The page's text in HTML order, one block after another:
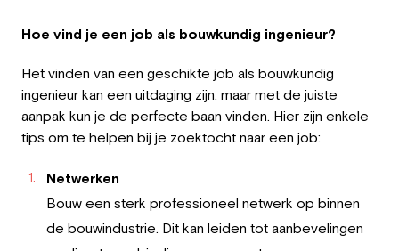
Hoe vind je een job als bouwkundig ingenieur?
Het vinden van een geschikte job als bouwkundig
ingenieur kan een uitdaging zijn, maar met de juiste
aanpak kun je de perfecte baan vinden. Hier zijn enkele
tips om te helpen bij je zoektocht naar een job:
Netwerken
Bouw een sterk professioneel netwerk op binnen
de bouwindustrie. Dit kan leiden tot aanbevelingen